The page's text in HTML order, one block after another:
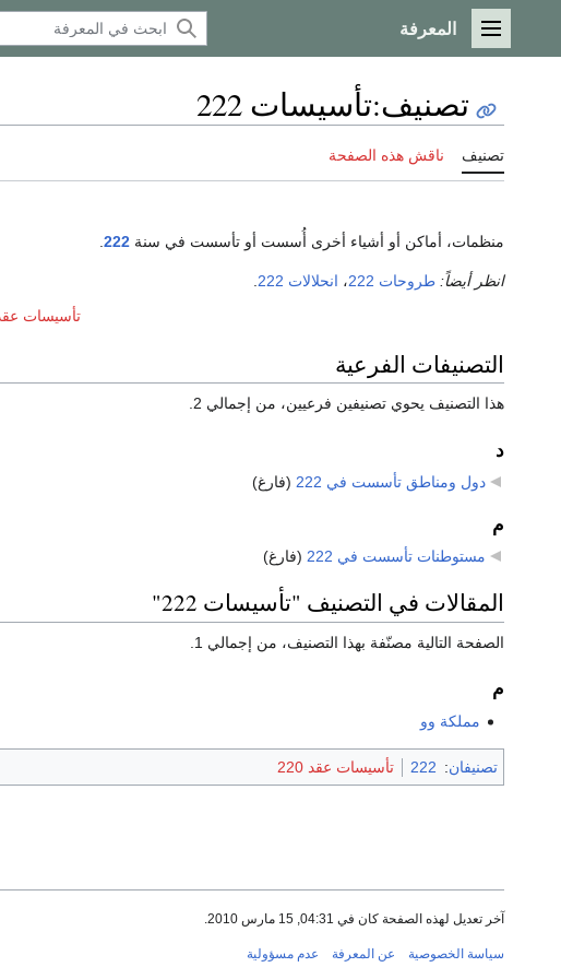
القائمة الرئيسية
المعرفة
تصنيف:تأسيسات 222
تصنيف ناقش هذه الصفحة
منظمات، أماكن أو أشياء أخرى أُسست أو تأسست في سنة 222
انظر أيضاً: طروحات 222 ، انحلالات 222
تأسيسات عقد
التصنيفات الفرعية
هذا التصنيف يحوي تصنيفين فرعيين، من إجمالي 2.
د
دول ومناطق تأسست في 222 (فارغ)
م
مستوطنات تأسست في 222 (فارغ)
المقالات في التصنيف "تأسيسات 222"
الصفحة التالية مصنّفة بهذا التصنيف، من إجمالي 1.
م
مملكة وو
تصنيفان:
222 تأسيسات عقد 220
آخر تعديل لهذه الصفحة كان في 04:31, 15 مارس 2010.
سياسة الخصوصية عن المعرفة عدم مسؤولية